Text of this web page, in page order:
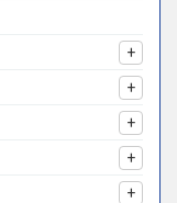
+
+
+
+
+